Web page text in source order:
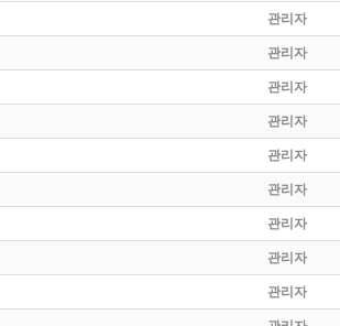
관리자
관리자
관리자
관리자
관리자
관리자
관리자
관리자
관리자